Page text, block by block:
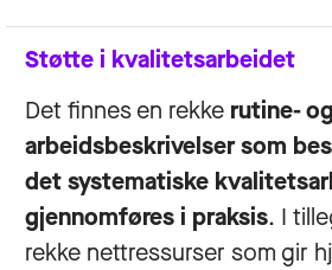
Støtte i kvalitetsarbeidet
Det finnes en rekke rutine- og
arbeidsbeskrivelser som
det systematiske
gjennomføres i praksis. I
rekke nettressurser som gir